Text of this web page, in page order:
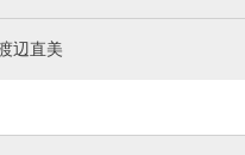
辺直美